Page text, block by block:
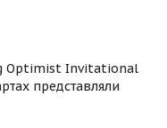
Optimist Invitational
представляли